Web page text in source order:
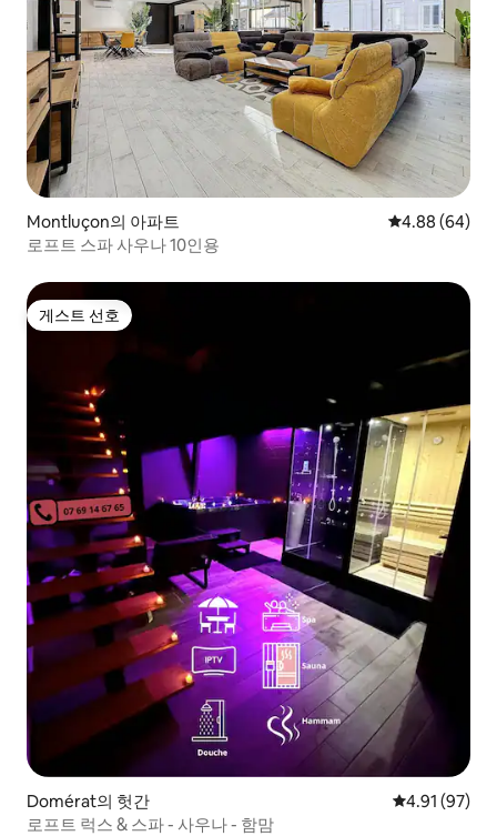
Montluçon의 아파트 평점 4.88점(5
4.88 (64)
로프트 스파 사우나 10인용
게스트 선호
게스트 선호
Domérat의 헛간 평점 4.91점
4.91 (97)
로프트 럭스 & 스파 - 사우나 - 함맘